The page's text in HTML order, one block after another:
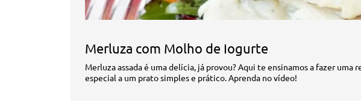
Merluza com Molho de Iogurte
Merluza assada é uma delícia, já provou? Aqui te ensinamos a fazer
especial a um prato simples e prático. Aprenda no vídeo!